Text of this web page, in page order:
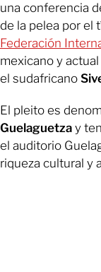
una conferencia
de la pelea por el
Federación
mexicano y
el sudafricano
El pleito es
Guelaguetza y
el auditorio
riqueza cultural y